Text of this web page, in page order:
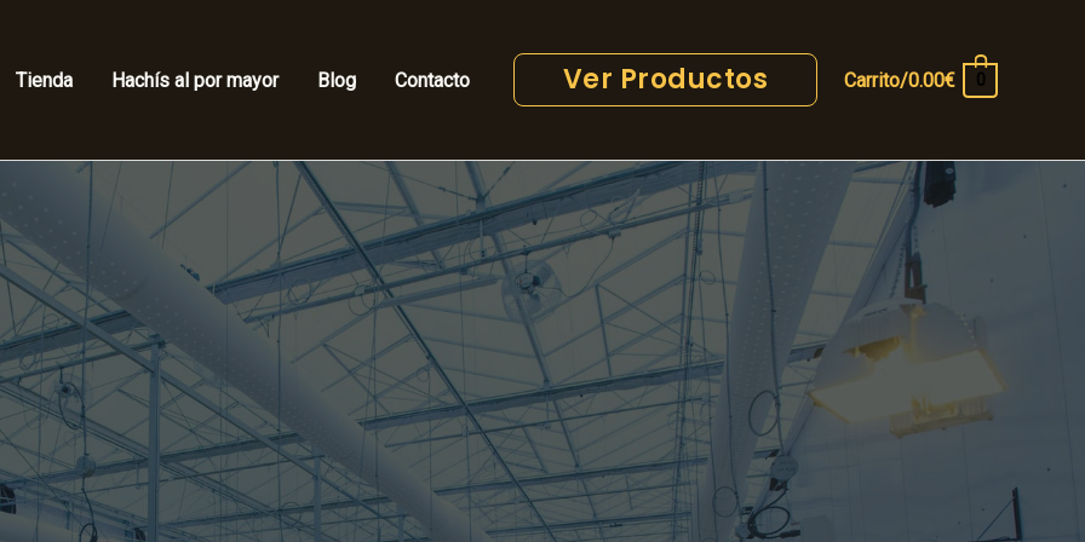
Tienda Hachís al por mayor Blog Contacto Ver Productos Carrito/0.00€ 0